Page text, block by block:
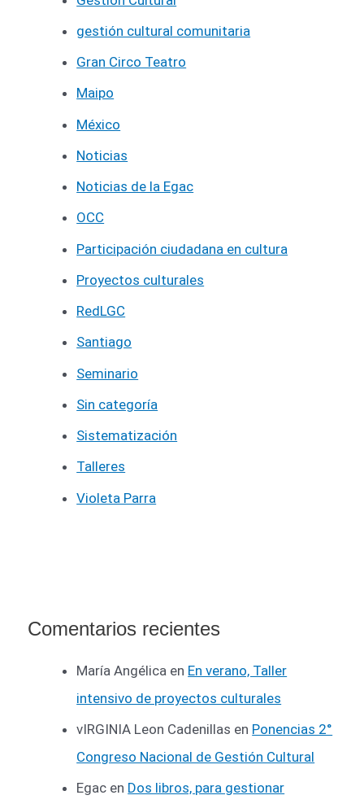
gestión cultural comunitaria
Gran Circo Teatro
Maipo
México
Noticias
Noticias de la Egac
OCC
Participación ciudadana en cultura
Proyectos culturales
RedLGC
Santiago
Seminario
Sin categoría
Sistematización
Talleres
Violeta Parra
Comentarios recientes
María Angélica en En verano, Taller
intensivo de proyectos culturales
vIRGINIA Leon Cadenillas en Ponencias 2°
Congreso Nacional de Gestión Cultural
Egac en Dos libros, para gestionar